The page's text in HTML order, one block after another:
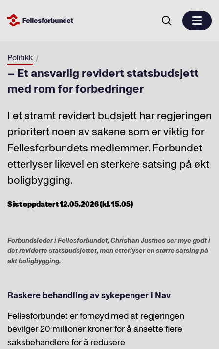
Politikk
– Et ansvarlig revidert statsbudsjett
med rom for forbedringer
I et stramt revidert budsjett har regjeringen
prioritert noen av sakene som er viktig for
Fellesforbundets medlemmer. Forbundet
etterlyser likevel en sterkere satsing på økt
boligbygging.
Sist oppdatert 12.05.2026 (kl. 15.05)
Forbundsleder i Fellesforbundet, Christian Justnes ser mye godt i
det reviderte statsbudsjettet, men etterlyser en større satsing på
økt boligbygging.
Raskere behandling av sykepenger i Nav
Fellesforbundet er fornøyd med at regjeringen
bevilger 20 millioner kroner for å ansette flere
saksbehandlere for å redusere